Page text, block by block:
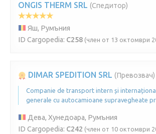
ONGIS THERM SRL (Спедитор)
Яш, Румъния
ID Cargopedia: C258 (член от 13 октомври
DIMAR SPEDITION SRL (Превозвач)
Companie de transport intern și
generale cu autocamioane supravegheate
Дева, Хунедоара, Румъния
ID Cargopedia: C242 (член от 10 октомври